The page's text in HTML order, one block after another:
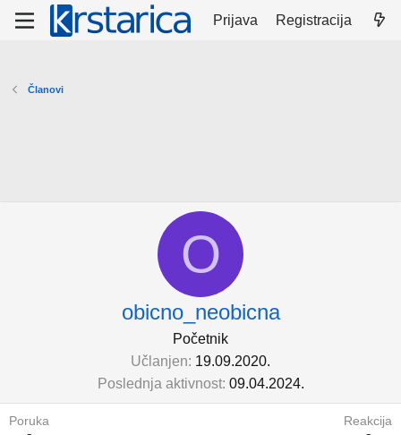
Prijava Registracija
Članovi
O
obicno_neobicna
Početnik
Učlanjen 19.09.2020.
Poslednja aktivnost 09.04.2024.
Poruka Reakcija